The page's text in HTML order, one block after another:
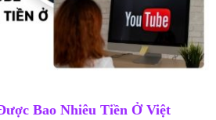
Bao Nhiêu Tiền Ở Việt